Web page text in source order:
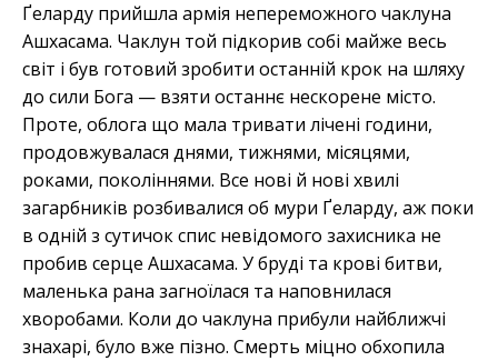
Ґеларду прийшла армія непереможного чаклуна
Ашхасама. Чаклун той підкорив собі майже весь
світ і був готовий зробити останній крок на шляху
до сили Бога — взяти останнє нескорене місто.
Проте, облога що мала тривати лічені години,
продовжувалася днями, тижнями, місяцями,
роками, поколіннями. Все нові й нові хвилі
загарбників розбивалися об мури Ґеларду, аж поки
в одній з сутичок спис невідомого захисника не
пробив серце Ашхасама. У бруді та крові битви,
маленька рана загноїлася та наповнилася
хворобами. Коли до чаклуна прибули найближчі
знахарі, було вже пізно. Смерть міцно обхопила